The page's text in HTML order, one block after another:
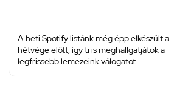
A heti Spotify listánk még épp elkészült a
hétvége előtt, így ti is meghallgatjátok a
legfrissebb lemezeink válogatot...